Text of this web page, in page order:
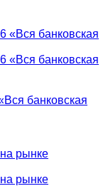
банковская